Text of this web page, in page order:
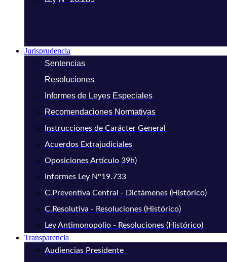
Jurisprudencia
Sentencias
Resoluciones
Informes de Leyes Especiales
Recomendaciones Normativas
Instrucciones de Carácter General
Acuerdos Extrajudiciales
Oposiciones Artículo 39h)
Informes Ley N°19.733
C.Preventiva Central - Dictámenes (Histórico)
C.Resolutiva - Resoluciones (Histórico)
Ley Antimonopolio - Resoluciones (Histórico)
Transparencia
Audiencias Presidente